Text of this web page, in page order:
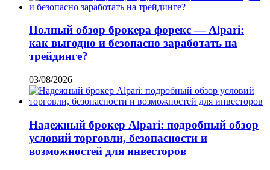
Полный обзор брокера форекс — Alpari:
как выгодно и безопасно заработать на
трейдинге?
03/08/2026
Надежный брокер Alpari: подробный обзор
условий торговли, безопасности и
возможностей для инвесторов